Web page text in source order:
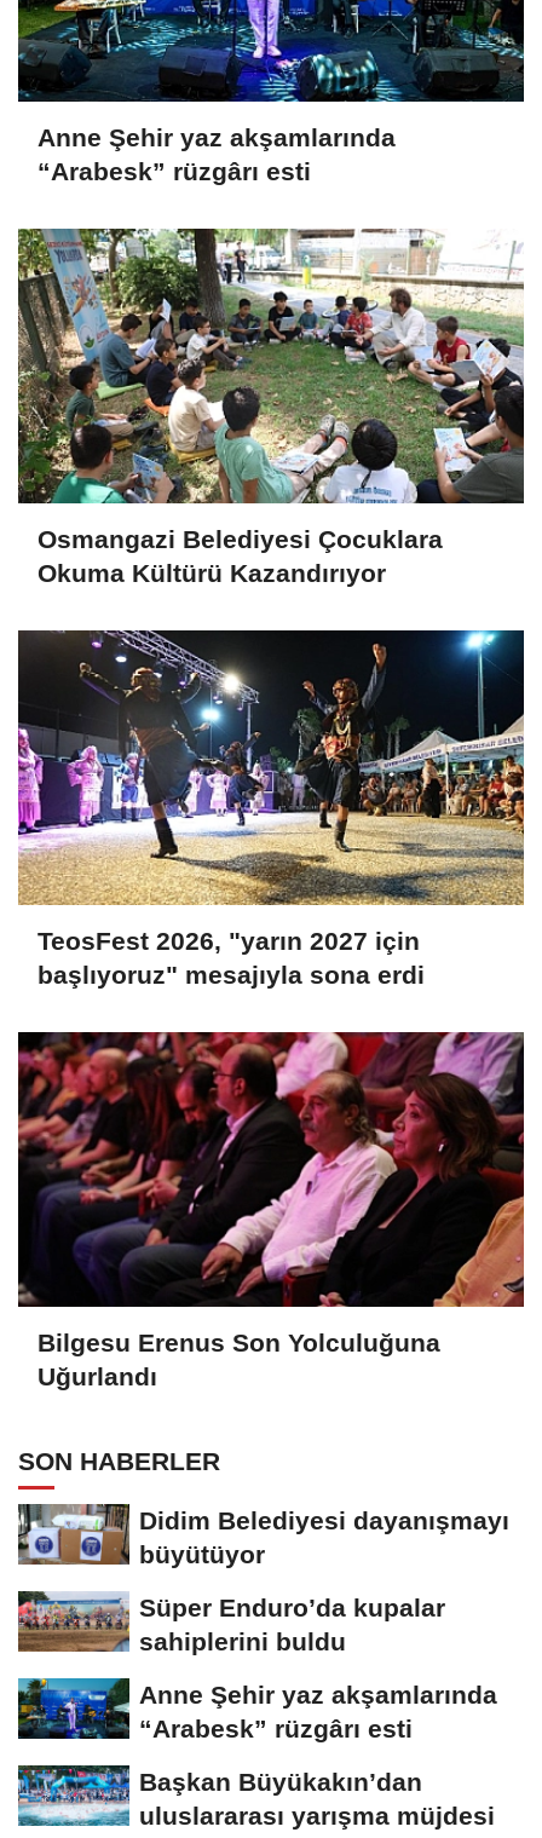
Anne Şehir yaz akşamlarında
“Arabesk” rüzgârı esti
Osmangazi Belediyesi Çocuklara
Okuma Kültürü Kazandırıyor
TeosFest 2026, "yarın 2027 için
başlıyoruz" mesajıyla sona erdi
Bilgesu Erenus Son Yolculuğuna
Uğurlandı
SON HABERLER
Didim Belediyesi dayanışmayı
büyütüyor
Süper Enduro’da kupalar
sahiplerini buldu
Anne Şehir yaz akşamlarında
“Arabesk” rüzgârı esti
Başkan Büyükakın’dan
uluslararası yarışma müjdesi